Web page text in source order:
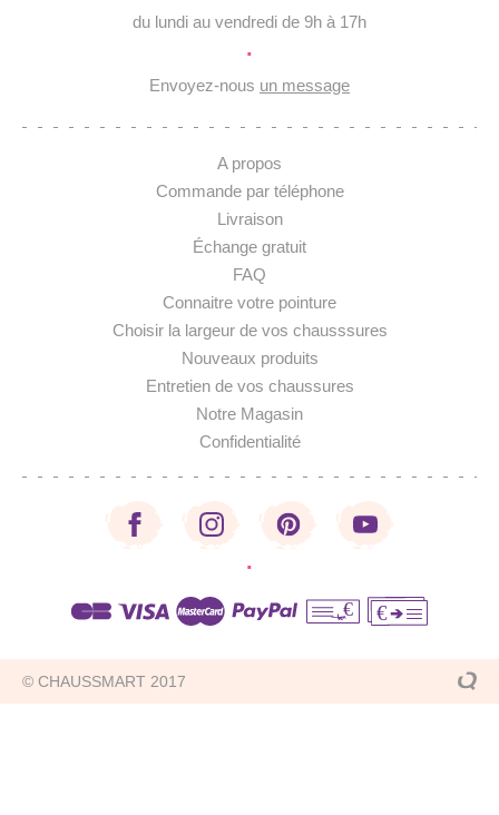
du lundi au vendredi de 9h à 17h
·
Envoyez-nous un message
A propos
Commande par téléphone
Livraison
Échange gratuit
FAQ
Connaitre votre pointure
Choisir la largeur de vos chausssures
Nouveaux produits
Entretien de vos chaussures
Notre Magasin
Confidentialité
·
€ €
© CHAUSSMART 2017